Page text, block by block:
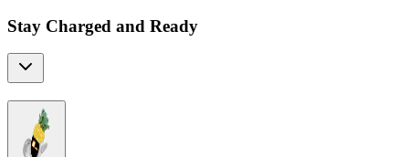
Stay Charged and Ready